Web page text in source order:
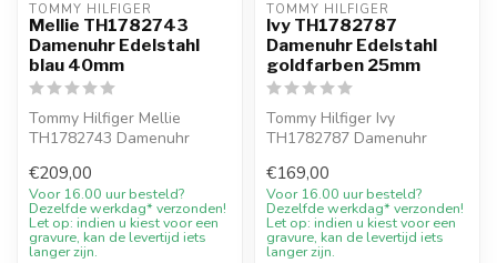
TOMMY HILFIGER
Mellie TH1782743
Damenuhr Edelstahl
blau 40mm
Tommy Hilfiger Mellie
TH1782743 Damenuhr
Willkommensrab...
€209,00
Voor 16.00 uur besteld?
Dezelfde werkdag* verzonden!
Let op: indien u kiest voor een
gravure, kan de levertijd iets
langer zijn.
TOMMY HILFIGER
Ivy TH1782787
Damenuhr Edelstahl
goldfarben 25mm
Tommy Hilfiger Ivy
TH1782787 Damenuhr
10% Willkommens...
€169,00
Voor 16.00 uur besteld?
Dezelfde werkdag* verzonden!
Let op: indien u kiest voor een
gravure, kan de levertijd iets
langer zijn.